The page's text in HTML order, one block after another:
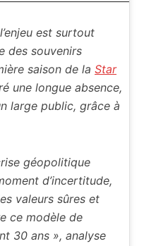
est surtout
des souvenirs
saison de la Star
une longue absence,
large public, grâce à
géopolitique
d’incertitude,
valeurs sûres et
ce modèle de
30 ans », analyse